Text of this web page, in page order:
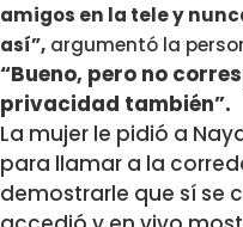
amigos en la tele y
así”, argumentó la
“Bueno, pero no
privacidad también”.
La mujer le pidió a
para llamar a la
demostrarle que sí se